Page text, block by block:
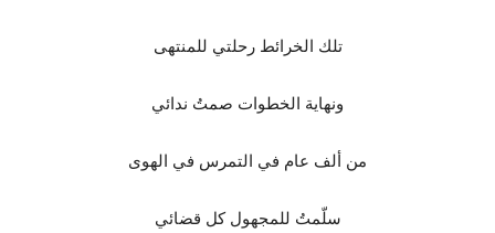
تلك الخرائط رحلتي للمنتهى
ونهاية الخطوات صمتُ ندائي
من ألف عام في التمرس في الهوى
سلّمتُ للمجهول كل قضائي